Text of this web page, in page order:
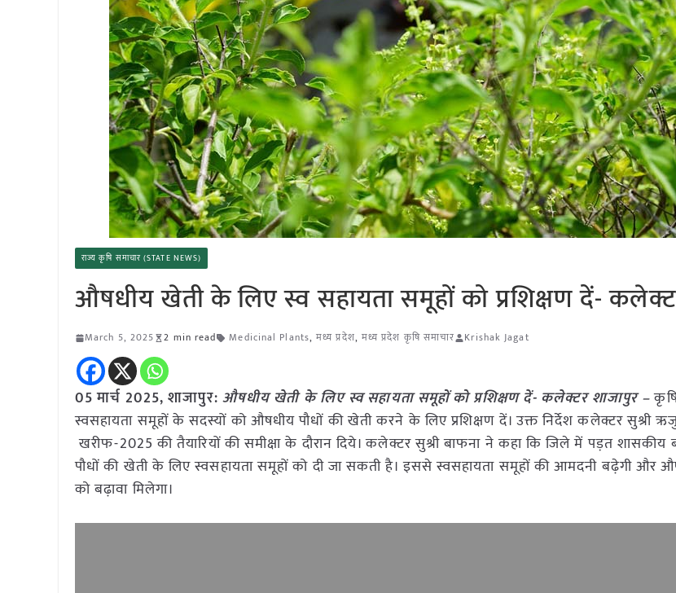
राज्य कृषि समाचार (STATE NEWS)
औषधीय खेती के लिए स्व सहायता समूहों को प्रशिक्षण दें-
March 5, 2025 2 min read Medicinal Plants,मध्य प्रदेश, मध्य प्रदेश कृषि समाचार Krishak Jagat
05 मार्च 2025,शाजापुर: औषधीय खेती के लिए स्व सहायता समूहों को प्रशिक्षण दें- कलेक्टर शाजापुर –
स्वसहायता समूहों के सदस्यों को औषधीय पौधों की खेती करने के लिए प्रशिक्षण दें। उक्त निर्देश कलेक्टर सुश्री
खरीफ-2025 की तैयारियों की समीक्षा के दौरान दिये। कलेक्टर सुश्री बाफना ने कहा कि जिले में पड़त
पौधों की खेती के लिए स्वसहायता समूहों को दी जा सकती है। इससे स्वसहायता समूहों की आमदनी बढ़ेगी और
को बढ़ावा मिलेगा।